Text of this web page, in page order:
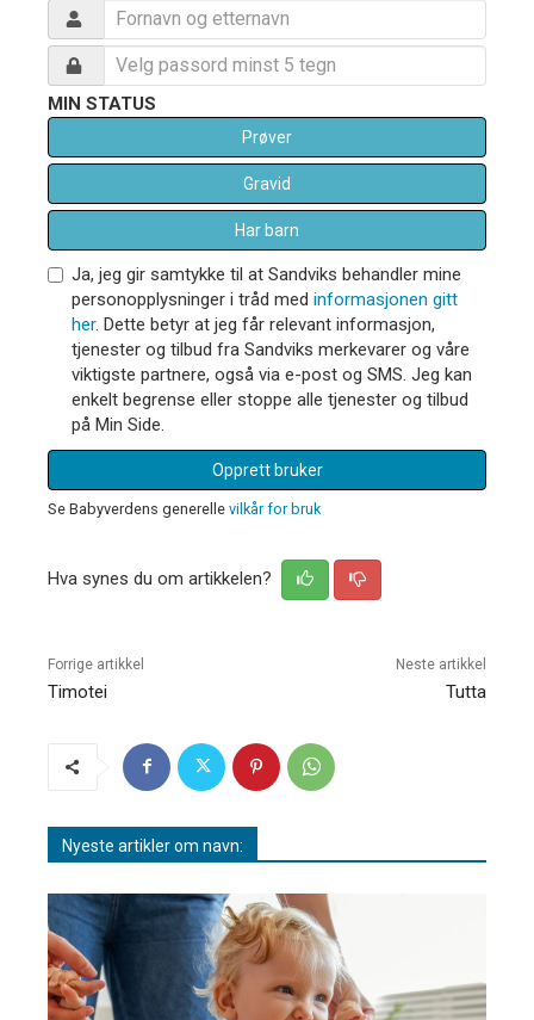
MIN STATUS
Prøver
Gravid
Har barn
Ja, jeg gir samtykke til at Sandviks behandler mine
personopplysninger i tråd med informasjonen gitt
her. Dette betyr at jeg får relevant informasjon,
tjenester og tilbud fra Sandviks merkevarer og våre
viktigste partnere, også via e-post og SMS. Jeg kan
enkelt begrense eller stoppe alle tjenester og tilbud
på Min Side.
Opprett bruker
Se Babyverdens generelle vilkår for bruk
Hva synes du om artikkelen?
Forrige artikkel
Timotei
Neste artikkel
Tutta
Nyeste artikler om navn: